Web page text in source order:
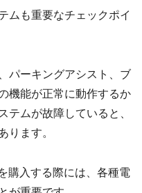
ムも重要なチェックポイ
パーキングアシスト、ブ
機能が正常に動作するか
テムが故障していると、
ります。
購入する際には、各種電